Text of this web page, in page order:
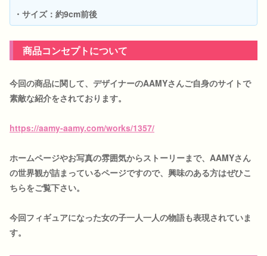
・サイズ：約9cm前後
商品コンセプトについて
今回の商品に関して、デザイナーのAAMYさんご自身のサイトで
素敵な紹介をされております。
https://aamy-aamy.com/works/1357/
ホームページやお写真の雰囲気からストーリーまで、AAMYさん
の世界観が詰まっているページですので、興味のある方はぜひこ
ちらをご覧下さい。
今回フィギュアになった女の子一人一人の物語も表現されていま
す。